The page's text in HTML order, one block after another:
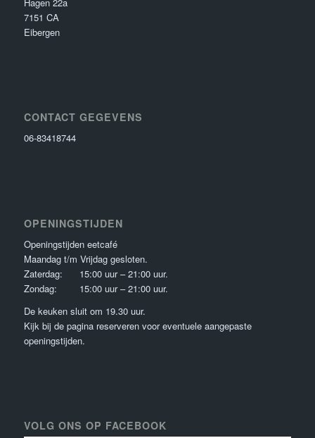
7151 CA
Eibergen
CONTACT GEGEVENS
06-83418744
OPENINGSTIJDEN
Openingstijden eetcafé
Maandag t/m Vrijdag gesloten.
Zaterdag: 15:00 uur – 21:00 uur.
Zondag: 15:00 uur – 21:00 uur.
De keuken sluit om 19.30 uur.
Kijk bij de pagina reserveren voor eventuele aangepaste
openingstijden.
VOLG ONS OP FACEBOOK